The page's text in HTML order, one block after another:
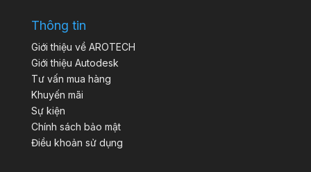
Thông tin
Giới thiệu về AROTECH
Giới thiệu Autodesk
Tư vấn mua hàng
Khuyến mãi
Sự kiện
Chính sách bảo mật
Điều khoản sử dụng